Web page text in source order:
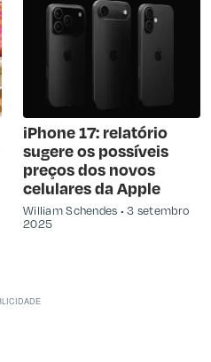
iPhone 17: relatório
sugere os possíveis
preços dos novos
celulares da Apple
William Schendes
3 setembro
2025